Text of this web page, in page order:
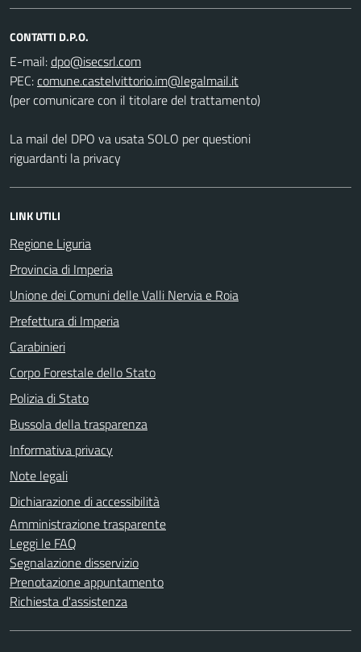
CONTATTI D.P.O.
E-mail:
PEC:
(per comunicare con il titolare del trattamento)
La mail del DPO va usata SOLO per questioni
riguardanti la privacy
LINK UTILI
Regione Liguria
Provincia di Imperia
Unione dei Comuni delle Valli Nervia e Roia
Prefettura di Imperia
Carabinieri
Corpo Forestale dello Stato
Polizia di Stato
Bussola della trasparenza
Informativa privacy
Note legali
Dichiarazione di accessibilità
Amministrazione trasparente
Leggi le FAQ
Segnalazione disservizio
Prenotazione appuntamento
Richiesta d'assistenza